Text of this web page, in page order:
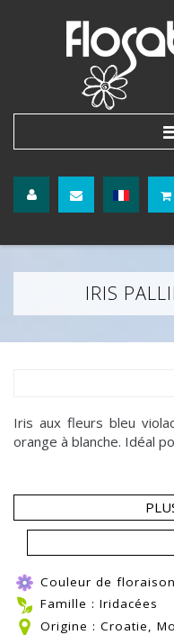
IRIS
Iris aux fleurs bleu
orange à blanche. Idéal
Couleur de
Famille : Iridacées
Origine : Croatie,